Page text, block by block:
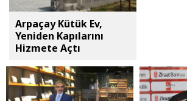
Arpaçay Kütük Ev,
Yeniden Kapılarını
Hizmete Açtı